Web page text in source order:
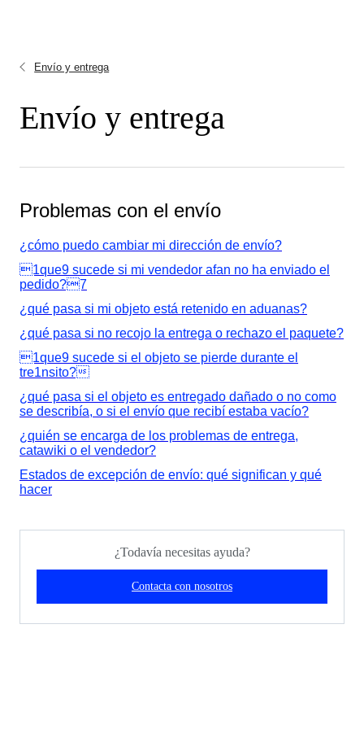
Envío y entrega
Envío y entrega
Problemas con el envío
¿cómo puedo cambiar mi dirección de envío?
1que9 sucede si mi vendedor afan no ha enviado el
pedido?7
¿qué pasa si mi objeto está retenido en aduanas?
¿qué pasa si no recojo la entrega o rechazo el paquete?
1que9 sucede si el objeto se pierde durante el
tre1nsito?
¿qué pasa si el objeto es entregado dañado o no como
se describía, o si el envío que recibí estaba vacío?
¿quién se encarga de los problemas de entrega,
catawiki o el vendedor?
Estados de excepción de envío: qué significan y qué
hacer
¿Todavía necesitas ayuda?
Contacta con nosotros